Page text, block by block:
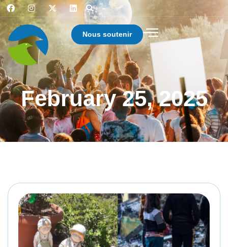
Nous soutenir
February 25, 2025